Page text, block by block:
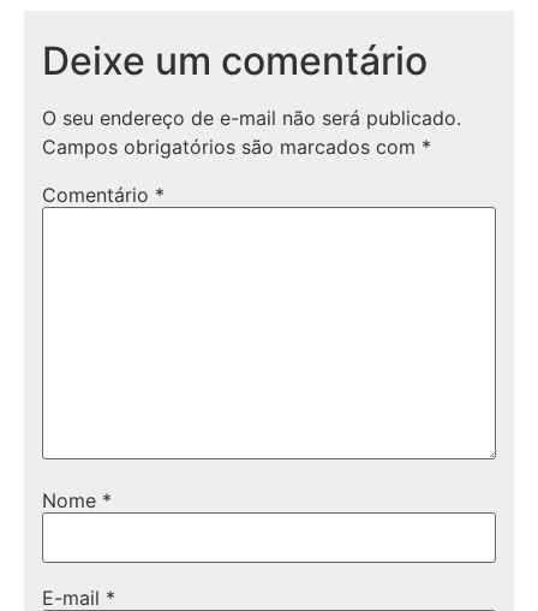
Deixe um comentário
O seu endereço de e-mail não será publicado.
Campos obrigatórios são marcados com *
Comentário *
Nome *
E-mail *